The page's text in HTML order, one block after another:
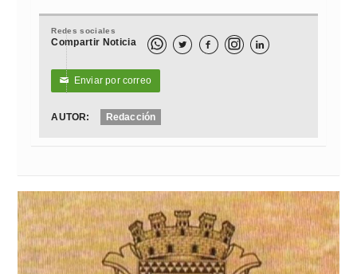
Redes sociales
Compartir Noticia   
✉ Enviar por correo
AUTOR: Redacción